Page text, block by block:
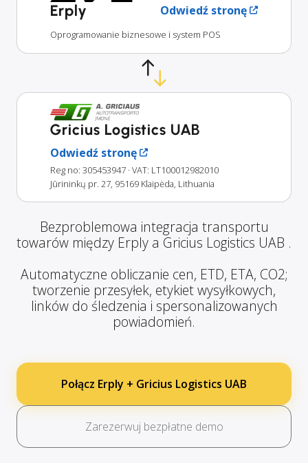
Erply Odwiedź stronę
Oprogramowanie biznesowe i system POS
Gricius Logistics UAB
Odwiedź stronę
Reg no: 305453947 · VAT: LT100012982010
Jūrininkų pr. 27, 95169 Klaipėda, Lithuania
Bezproblemowa integracja transportu
towarów między Erply a Gricius Logistics UAB .
Automatyczne obliczanie cen, ETD, ETA, CO2;
tworzenie przesyłek, etykiet wysyłkowych,
linków do śledzenia i spersonalizowanych
powiadomień.
Połącz Erply + Gricius Logistics UAB
Zarezerwuj bezpłatne demo